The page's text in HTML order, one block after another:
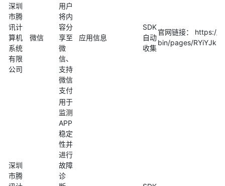
深圳
市腾
讯计
算机
系统
有限
公司
微信
用户
将内
容分
享至
微
信、
支持
微信
支付
应用信息
SDK
自动
收集
官网链接： https://
bin/pages/
深圳
市腾
用于
监测
APP
稳定
性并
进行
故障
诊